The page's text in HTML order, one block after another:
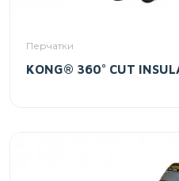
Перчатки
KONG® 360° CUT